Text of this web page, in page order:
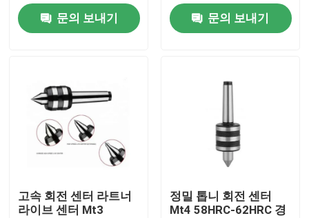
품질 관리
인용문을 요구하세요
SK 툴 홀더
문의 보내기 문의 보내기
고속 회전 센터 라트너
라이브 센터 Mt3
정밀 톱니 회전 센터
Mt4 58HRC-62HRC 경